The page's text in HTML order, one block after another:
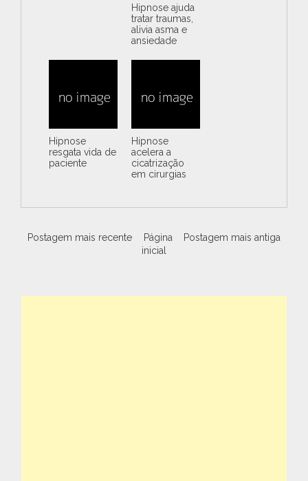
Hipnose ajuda
tratar traumas,
alivia asma e
ansiedade
Hipnose
resgata vida de
paciente
Hipnose
acelera a
cicatrização
em cirurgias
Postagem mais recente Postagem mais antiga
Página
inicial